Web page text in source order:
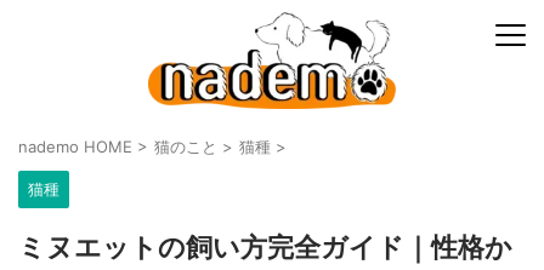
nademo HOME > 猫のこと > 猫種 >
猫種
ミヌエットの飼い方完全ガイド｜性格か